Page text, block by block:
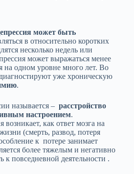
может быть
в относительно коротких
несколько недель или
может выражаться менее
на одном уровне много лет. Во
уже хроническую
.
называется – расстройство
настроением.
возникает, как ответ мозга на
(смерть, развод, потеря
к потере занимает
более тяжелым и негативно
к повседневной деятельности .